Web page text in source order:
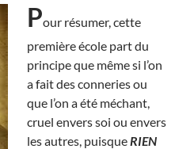
Pour résumer, cette
première école part du
principe que même si l’on
a fait des conneries ou
que l’on a été méchant,
cruel envers soi ou envers
les autres, puisque RIEN